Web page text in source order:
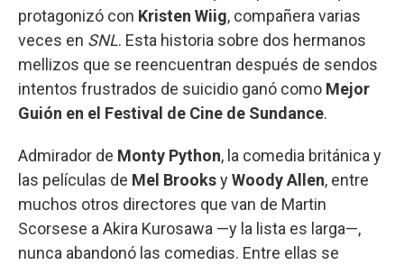
protagonizó con Kristen Wiig, compañera varias
veces en SNL. Esta historia sobre dos hermanos
mellizos que se reencuentran después de sendos
intentos frustrados de suicidio ganó como Mejor
Guión en el Festival de Cine de Sundance.
Admirador de Monty Python, la comedia británica y
las películas de Mel BrooksyWoody Allen, entre
muchos otros directores que van de Martin
Scorsese a Akira Kurosawa —y la lista es larga—,
nunca abandonó las comedias. Entre ellas se